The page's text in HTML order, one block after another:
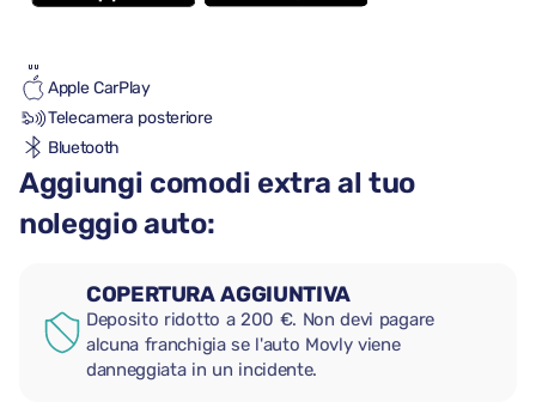
Apple CarPlay
Telecamera posteriore
Bluetooth
Aggiungi comodi extra al tuo
noleggio auto:
COPERTURA AGGIUNTIVA
Deposito ridotto a 200 €. Non devi pagare
alcuna franchigia se l'auto Movly viene
danneggiata in un incidente.